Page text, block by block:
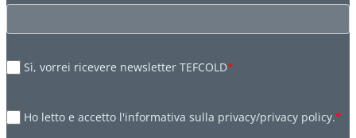
Sì, vorrei ricevere newsletter TEFCOLD*
Ho letto e accetto l'informativa sulla privacy/privacy policy.*